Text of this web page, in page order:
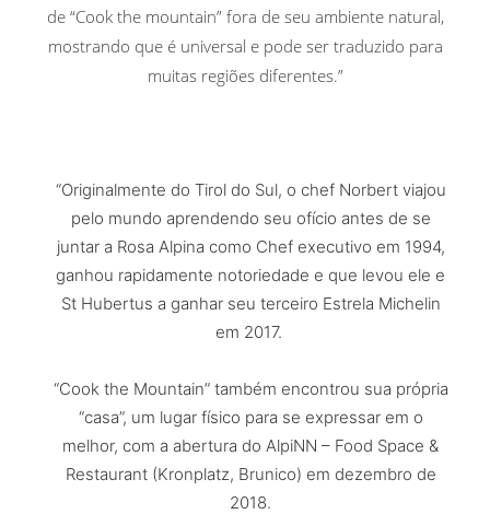
de “Cook the mountain” fora de seu ambiente natural,
mostrando que é universal e pode ser traduzido para
muitas regiões diferentes.”
“Originalmente do Tirol do Sul, o chef Norbert viajou
pelo mundo aprendendo seu ofício antes de se
juntar a Rosa Alpina como Chef executivo em 1994,
ganhou rapidamente notoriedade e que levou ele e
St Hubertus a ganhar seu terceiro Estrela Michelin
em 2017.
“Cook the Mountain” também encontrou sua própria
“casa”, um lugar físico para se expressar em o
melhor, com a abertura do AlpiNN – Food Space &
Restaurant (Kronplatz, Brunico) em dezembro de
2018.